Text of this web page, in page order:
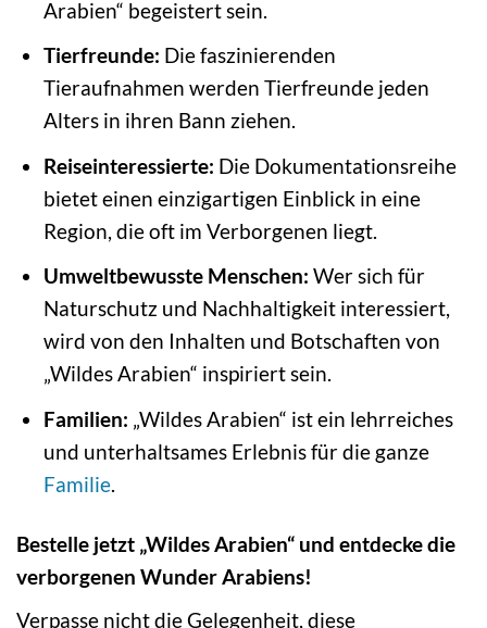
Arabien“ begeistert sein.
Tierfreunde: Die faszinierenden
Tieraufnahmen werden Tierfreunde jeden
Alters in ihren Bann ziehen.
Reiseinteressierte: Die Dokumentationsreihe
bietet einen einzigartigen Einblick in eine
Region, die oft im Verborgenen liegt.
Umweltbewusste Menschen: Wer sich für
Naturschutz und Nachhaltigkeit interessiert,
wird von den Inhalten und Botschaften von
„Wildes Arabien“ inspiriert sein.
Familien: „Wildes Arabien“ ist ein lehrreiches
und unterhaltsames Erlebnis für die ganze
Familie.
Bestelle jetzt „Wildes Arabien“ und entdecke die
verborgenen Wunder Arabiens!
Verpasse nicht die Gelegenheit, diese